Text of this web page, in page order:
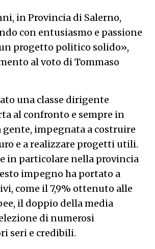
in Provincia di Salerno,
con entusiasmo e passione
progetto politico solido»,
al voto di Tommaso
una classe dirigente
al confronto e sempre in
gente, impegnata a costruire
e a realizzare progetti utili.
in particolare nella provincia
impegno ha portato a
come il 7,9% ottenuto alle
il doppio della media
di numerosi
seri e credibili.